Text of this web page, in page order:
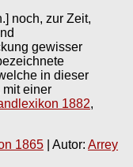
noch, zur Zeit,
gewisser
in dieser
einer
1882,
1865 | Autor: Arrey